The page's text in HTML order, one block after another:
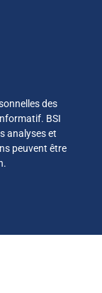
des
BSI
analyses et
peuvent être